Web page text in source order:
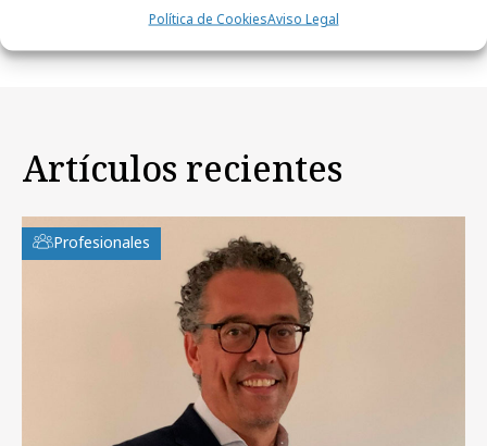
Política de CookiesAviso Legal
El Sol anuncia jurados
Artículos recientes
Profesionales